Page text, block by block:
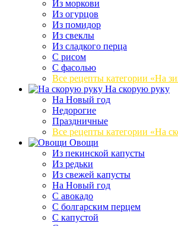
Из моркови
Из огурцов
Из помидор
Из свеклы
Из сладкого перца
С рисом
С фасолью
Все рецепты категории «На
На скорую руку
На Новый год
Недорогие
Праздничные
Все рецепты категории «На
Овощи
Из пекинской капусты
Из редьки
Из свежей капусты
На Новый год
С авокадо
С болгарским перцем
С капустой